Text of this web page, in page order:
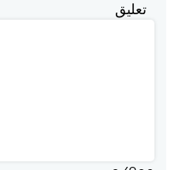
تعليق